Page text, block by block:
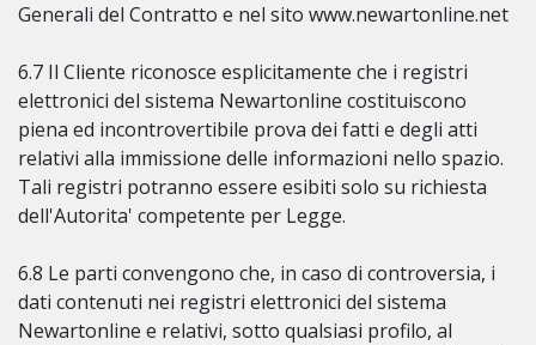
Generali del Contratto e nel sito www.newartonline.net
6.7 Il Cliente riconosce esplicitamente che i registri
elettronici del sistema Newartonline costituiscono
piena ed incontrovertibile prova dei fatti e degli atti
relativi alla immissione delle informazioni nello spazio.
Tali registri potranno essere esibiti solo su richiesta
dell'Autorita' competente per Legge.
6.8 Le parti convengono che, in caso di controversia, i
dati contenuti nei registri elettronici del sistema
Newartonline e relativi, sotto qualsiasi profilo, al